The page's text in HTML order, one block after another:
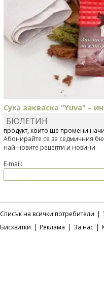
Суха закваска "Yuva" –
Отскоро Лесафр България
продукт, който ще промени
БЮЛЕТИН
Абонирайте се за седмичния
най-новите рецепти и новини
E-mail:
Списък на всички потребители |
Бисквитки | Реклама | За нас |